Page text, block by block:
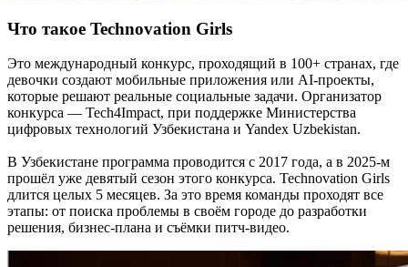
Что такое Technovation Girls
Это международный конкурс, проходящий в 100+ странах, где
девочки создают мобильные приложения или AI-проекты,
которые решают реальные социальные задачи. Организатор
конкурса — Tech4Impact, при поддержке Министерства
цифровых технологий Узбекистана и Yandex Uzbekistan.
В Узбекистане программа проводится с 2017 года, а в 2025-м
прошёл уже девятый сезон этого конкурса. Technovation Girls
длится целых 5 месяцев. За это время команды проходят все
этапы: от поиска проблемы в своём городе до разработки
решения, бизнес-плана и съёмки питч-видео.